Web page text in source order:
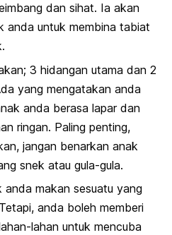
dan sihat. Ia akan
anda untuk membina tabiat
3 hidangan utama dan 2
yang mengatakan anda
anda berasa lapar dan
ringan. Paling penting,
jangan benarkan anak
snek atau gula-gula.
makan sesuatu yang
anda boleh memberi
lahan untuk mencuba